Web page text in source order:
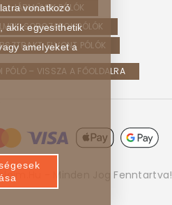
JÁRMŰVEK PÓLÓK
SOROZATOK PÓLÓK
ELVONT PÓLÓK
PÓLÓ – VISSZA A FŐOLDALRA
- Minden Jog Fenntartva!
vonatkozó
akik egyesíthetik
amelyeket a